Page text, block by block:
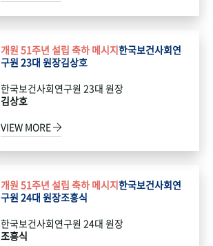
개원 51주년 설립 축하 메시지한국보건사회연
구원 23대 원장김상호
한국보건사회연구원 23대 원장
김상호
VIEW MORE
개원 51주년 설립 축하 메시지한국보건사회연
구원 24대 원장조흥식
한국보건사회연구원 24대 원장
조흥식